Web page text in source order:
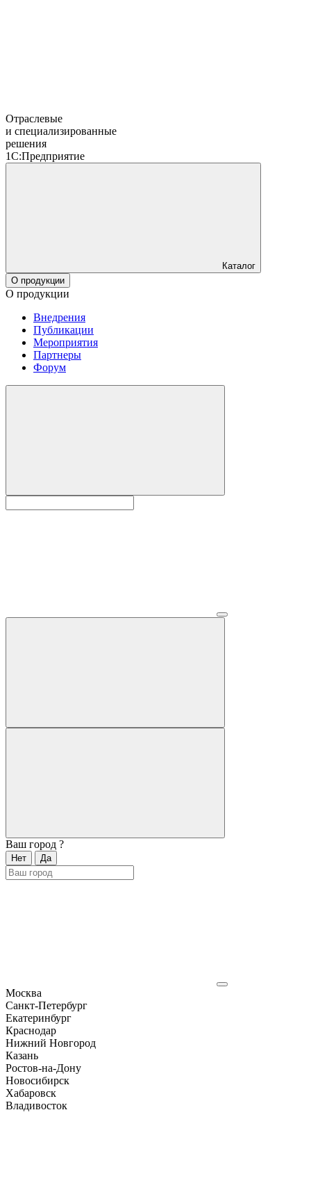
Отраслевые
и специализированные
решения
1С:Предприятие
Каталог
О продукции
О продукции
Внедрения
Публикации
Мероприятия
Партнеры
Форум
Ваш город ?
Нет Да
Москва
Санкт-Петербург
Екатеринбург
Краснодар
Нижний Новгород
Казань
Ростов-на-Дону
Новосибирск
Хабаровск
Владивосток